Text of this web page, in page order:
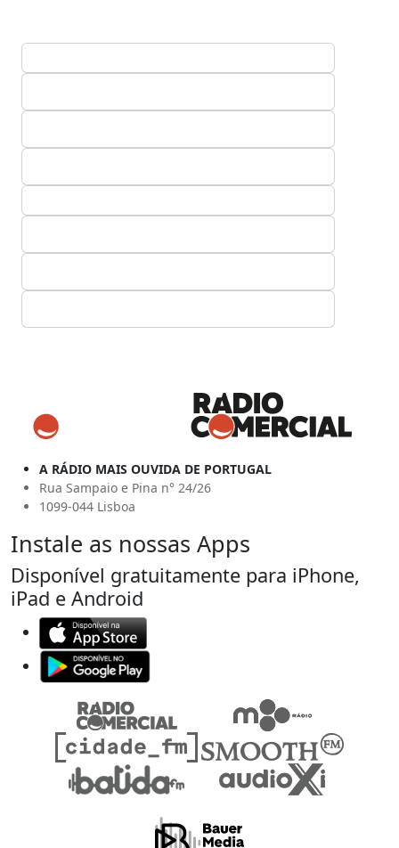
A RÁDIO MAIS OUVIDA DE PORTUGAL
Rua Sampaio e Pina n° 24/26
1099-044 Lisboa
Instale as nossas Apps
Disponível gratuitamente para iPhone,
iPad e Android